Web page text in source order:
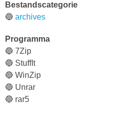
Bestandscategorie
🔵 archives
Programma
🔵 7Zip
🔵 StuffIt
🔵 WinZip
🔵 Unrar
🔵 rar5